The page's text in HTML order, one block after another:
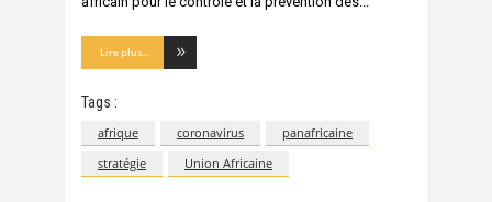
Lire plus...
Tags :
afrique coronavirus
panafricaine
stratégie
Union Africaine